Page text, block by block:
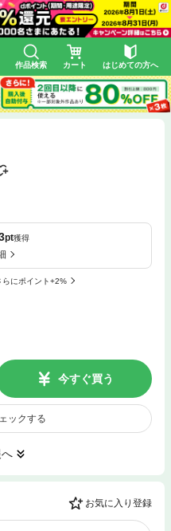
作品検索 カート はじめての方へ
pt獲得
らにポイント+2%
今すぐ買う
ックする
お気に入り登録